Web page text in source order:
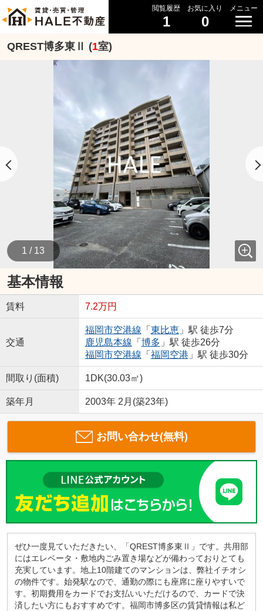
閲覧履歴
1
お気に入り
0
メニュー
QREST博多東Ⅱ (1室)
1 / 13
基本情報
賃料 7.2万円
交通
福岡市空港線 「 東比恵」駅 徒歩7分
鹿児島本線 「 博多 」駅 徒歩26分
福岡市空港線 「 福岡空港 」駅 徒歩30分
間取り(面積) 1DK(30.03㎡)
築年月 2003年 2月(築23年)
お問い合わせ(無料)
ぜひ一度見ていただきたい、「QREST博多東Ⅱ」です。共用部
にはエレベータ・敷地内ごみ置き場などが備わっておりとても
充実しています。地上10階建てのマンションは、弊社イチオシ
の物件です。始発駅なので、通勤の際にも座席に座りやすいで
す。初期費用をカードでお支払いいただけるので、カードで決
済したい方にもおすすめです。福岡市博多区の賃貸情報は私ど